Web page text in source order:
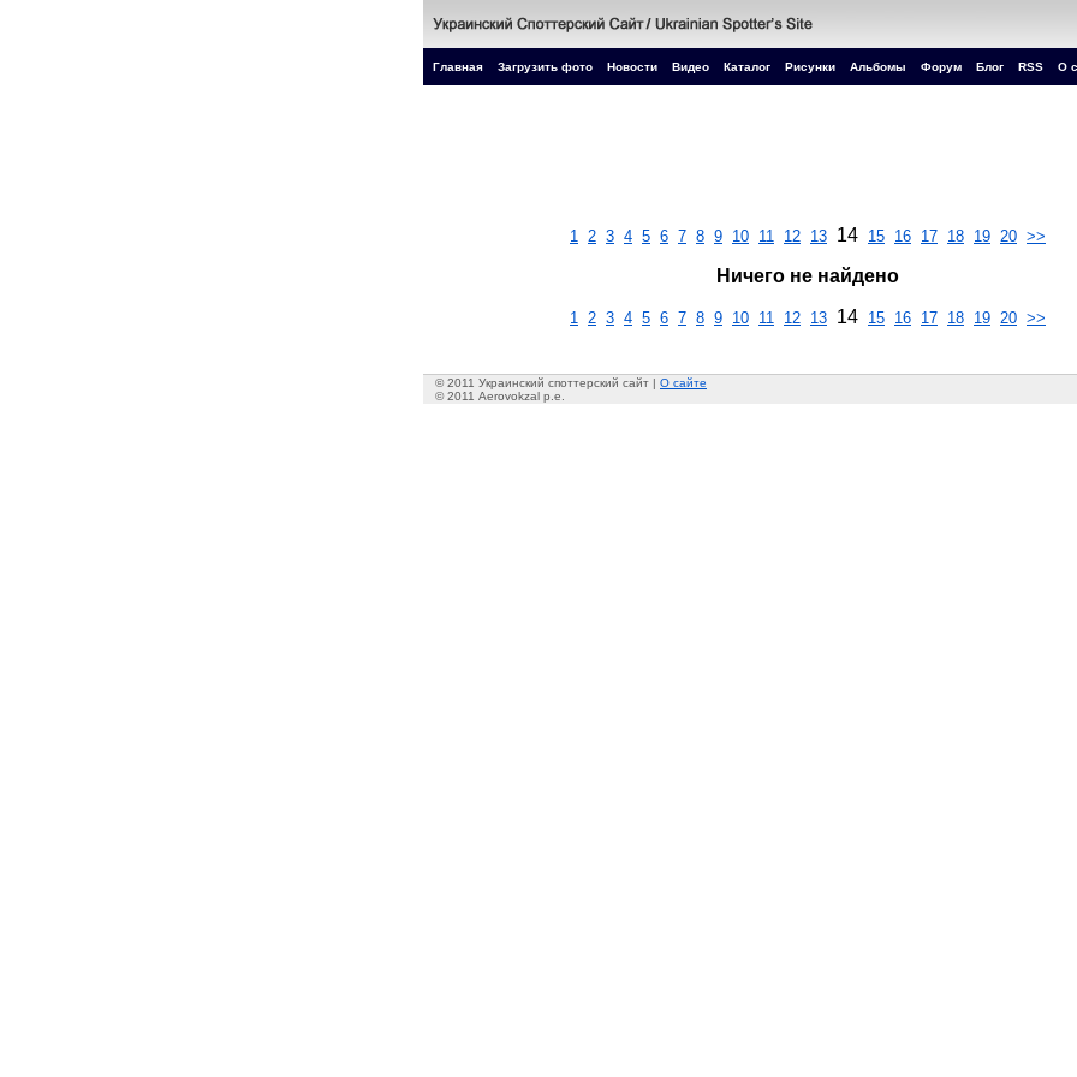
Главная Загрузить фото Новости Видео Каталог Рисунки Альбомы Форум Блог RSS О
1 2 3 4 5 6 7 8 9 10 11 12 13 14 15 16 17 18 19 20 >>
Ничего не найдено
1 2 3 4 5 6 7 8 9 10 11 12 13 14 15 16 17 18 19 20 >>
© 2011 Украинский споттерский сайт | О сайте
© 2011 Aerovokzal p.e.